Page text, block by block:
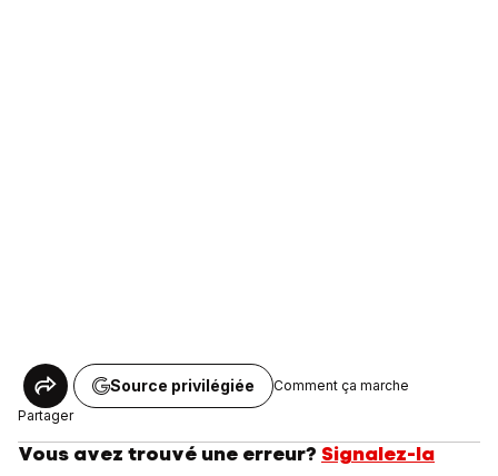
Partager
Source privilégiée Comment ça marche
Vous avez trouvé une erreur? Signalez-la